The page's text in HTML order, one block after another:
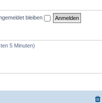
bleiben
5 Minuten)